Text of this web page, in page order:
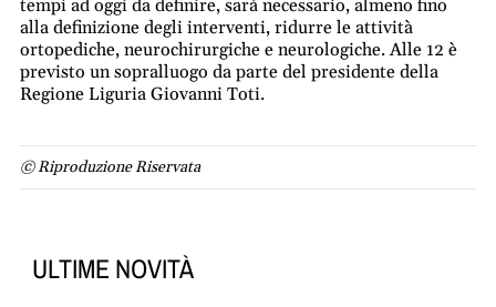
tempi ad oggi da definire, sarà necessario, almeno fino
alla definizione degli interventi, ridurre le attività
ortopediche, neurochirurgiche e neurologiche. Alle 12 è
previsto un sopralluogo da parte del presidente della
Regione Liguria Giovanni Toti.
© Riproduzione Riservata
ULTIME NOVITÀ